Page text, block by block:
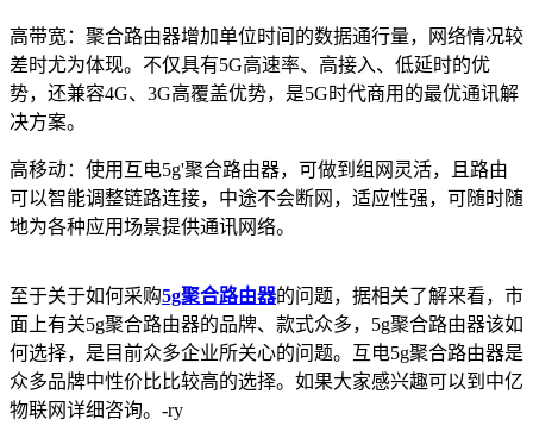
高带宽：聚合路由器增加单位时间的数据通行量，网络情况较
差时尤为体现。不仅具有5G高速率、高接入、低延时的优
势，还兼容4G、3G高覆盖优势，是5G时代商用的最优通讯解
决方案。
高移动：使用互电5g'聚合路由器，可做到组网灵活，且路由
可以智能调整链路连接，中途不会断网，适应性强，可随时随
地为各种应用场景提供通讯网络。
至于关于如何采购5g聚合路由器的问题，据相关了解来看，市
面上有关5g聚合路由器的品牌、款式众多，5g聚合路由器该如
何选择，是目前众多企业所关心的问题。互电5g聚合路由器是
众多品牌中性价比比较高的选择。如果大家感兴趣可以到中亿
物联网详细咨询。-ry